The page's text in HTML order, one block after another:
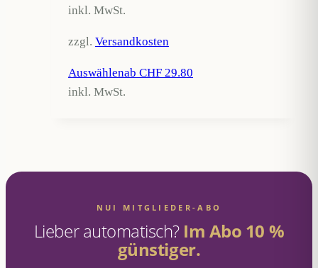
inkl. MwSt.
zzgl. Versandkosten
Auswählenab CHF 29.80
inkl. MwSt.
Die
NUI MITGLIEDER-ABO
Lieber automatisch? Im Abo 10 %
günstiger.